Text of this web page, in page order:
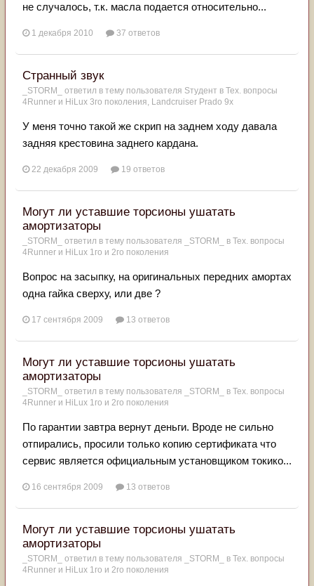
не случалось, т.к. масла подается относительно...
1 декабря 2010 37 ответов
Странный звук
_STORM_ ответил в тему пользователя Sтудент в Тех. вопросы
4Runner и HiLux 3го поколения, Landсruiser Prado 9x
У меня точно такой же скрип на заднем ходу давала
задняя крестовина заднего кардана.
22 декабря 2009 19 ответов
Могут ли уставшие торсионы ушатать
амортизаторы
_STORM_ ответил в тему пользователя _STORM_ в Тех. вопросы
4Runner и HiLux 1го и 2го поколения
Вопрос на засыпку, на оригинальных передних амортах
одна гайка сверху, или две ?
17 сентября 2009 13 ответов
Могут ли уставшие торсионы ушатать
амортизаторы
_STORM_ ответил в тему пользователя _STORM_ в Тех. вопросы
4Runner и HiLux 1го и 2го поколения
По гарантии завтра вернут деньги. Вроде не сильно
отпирались, просили только копию сертификата что
сервис является официальным установщиком токико...
16 сентября 2009 13 ответов
Могут ли уставшие торсионы ушатать
амортизаторы
_STORM_ ответил в тему пользователя _STORM_ в Тех. вопросы
4Runner и HiLux 1го и 2го поколения